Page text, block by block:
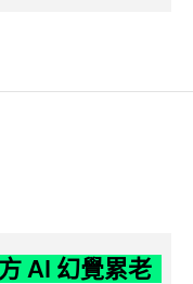
AI 幻覺累老